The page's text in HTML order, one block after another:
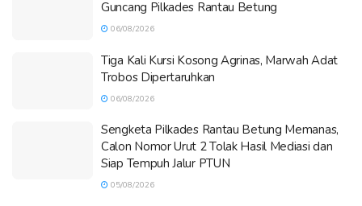
Guncang Pilkades Rantau Betung
06/08/2026
Tiga Kali Kursi Kosong Agrinas, Marwah Adat
Trobos Dipertaruhkan
06/08/2026
Sengketa Pilkades Rantau Betung Memanas,
Calon Nomor Urut 2 Tolak Hasil Mediasi dan
Siap Tempuh Jalur PTUN
05/08/2026